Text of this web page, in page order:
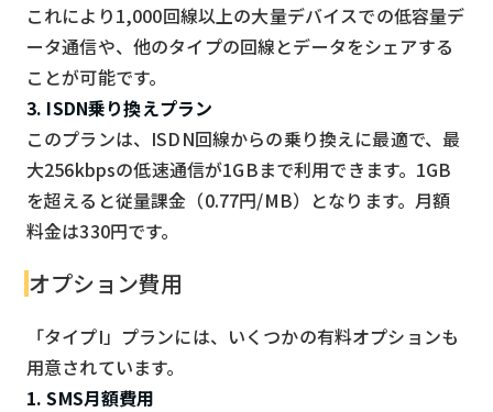
これにより1,000回線以上の大量デバイスでの低容量デ
ータ通信や、他のタイプの回線とデータをシェアする
ことが可能です。
3. ISDN乗り換えプラン
このプランは、ISDN回線からの乗り換えに最適で、最
大256kbpsの低速通信が1GBまで利用できます。1GB
を超えると従量課金（0.77円/MB）となります。月額
料金は330円です。
オプション費用
「タイプI」プランには、いくつかの有料オプションも
用意されています。
1. SMS月額費用